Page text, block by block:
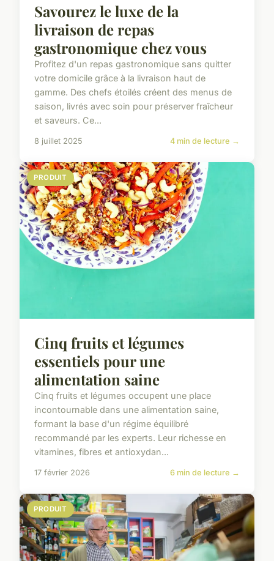
Savourez le luxe de la
livraison de repas
gastronomique chez vous
Profitez d'un repas gastronomique sans quitter
votre domicile grâce à la livraison haut de
gamme. Des chefs étoilés créent des menus de
saison, livrés avec soin pour préserver fraîcheur
et saveurs. Ce...
8 juillet 2025 4 min de lecture →
PRODUIT
Cinq fruits et légumes
essentiels pour une
alimentation saine
Cinq fruits et légumes occupent une place
incontournable dans une alimentation saine,
formant la base d'un régime équilibré
recommandé par les experts. Leur richesse en
vitamines, fibres et antioxydan...
17 février 2026 6 min de lecture →
PRODUIT